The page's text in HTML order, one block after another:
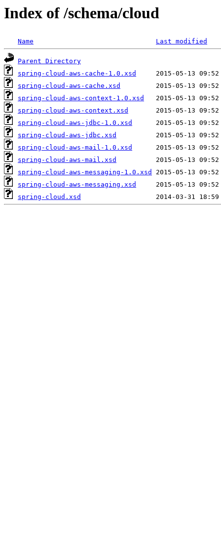
Index of /schema/cloud
Name Last modified
Parent Directory
spring-cloud-aws-cache-1.0.xsd
spring-cloud-aws-cache.xsd
spring-cloud-aws-context-1.0.xsd
spring-cloud-aws-context.xsd
spring-cloud-aws-jdbc-1.0.xsd
spring-cloud-aws-jdbc.xsd
spring-cloud-aws-mail-1.0.xsd
spring-cloud-aws-mail.xsd
spring-cloud-aws-messaging-1.0.xsd
spring-cloud-aws-messaging.xsd
spring-cloud.xsd